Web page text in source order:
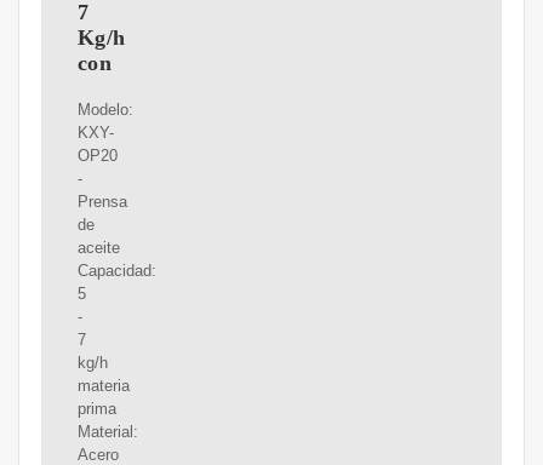
7
Kg/h
con
Modelo:
KXY-
OP20
-
Prensa
de
aceite
Capacidad:
5
-
7
kg/h
materia
prima
Material:
Acero